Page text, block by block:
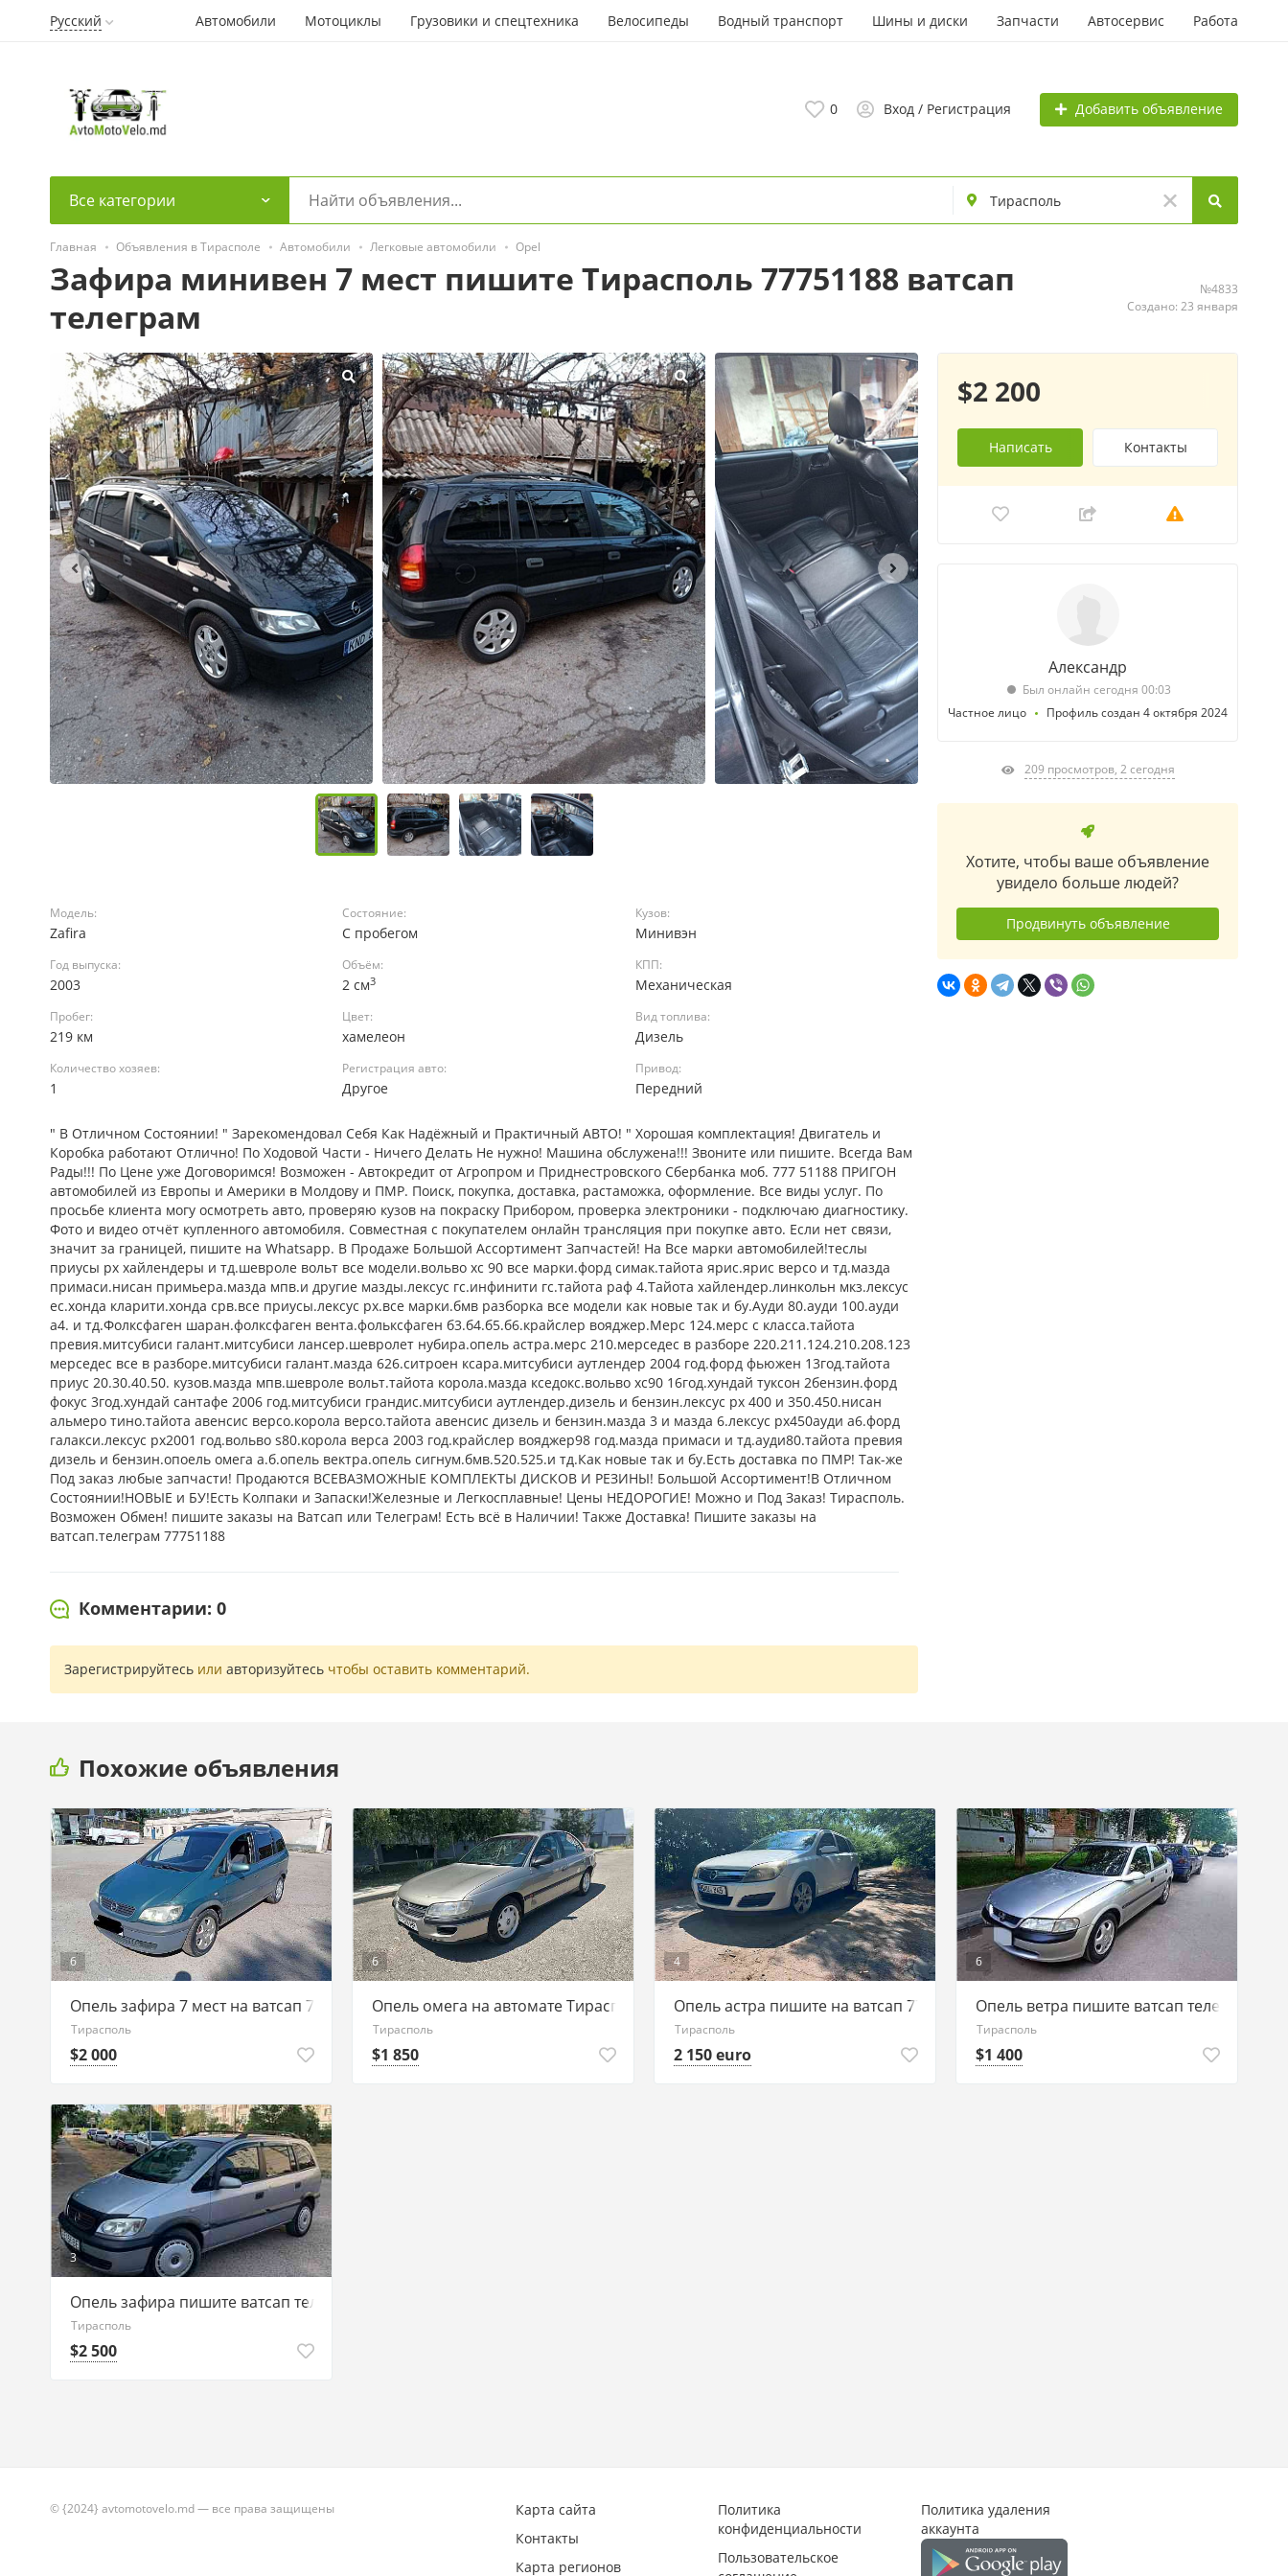
Русский Автомобили Мотоциклы Грузовики и спецтехника Велосипеды Водный транспорт Шины и диски Запчасти Автосервис Работа
0 Вход / Регистрация Добавить объявление
Все категории
Главная Объявления в Тирасполе Автомобили Легковые автомобили Opel
Зафира минивен 7 мест пишите Тирасполь 77751188 ватсап
телеграм
№4833
Создано: 23 января
Модель:
Zafira
Состояние:
С пробегом
Кузов:
Минивэн
Год выпуска:
2003
Объём:
2 см3
КПП:
Механическая
Пробег:
219 км
Цвет:
хамелеон
Вид топлива:
Дизель
Количество хозяев:
1
Регистрация авто:
Другое
Привод:
Передний
" В Отличном Состоянии! " Зарекомендовал Себя Как Надёжный и Практичный АВТО! " Хорошая комплектация! Двигатель и
Коробка работают Отлично! По Ходовой Части - Ничего Делать Не нужно! Машина обслужена!!! Звоните или пишите. Всегда Вам
Рады!!! По Цене уже Договоримся! Возможен - Автокредит от Агропром и Приднестровского Сбербанка моб. 777 51188 ПРИГОН
автомобилей из Европы и Америки в Молдову и ПМР. Поиск, покупка, доставка, растаможка, оформление. Все виды услуг. По
просьбе клиента могу осмотреть авто, проверяю кузов на покраску Прибором, проверка электроники - подключаю диагностику.
Фото и видео отчёт купленного автомобиля. Совместная с покупателем онлайн трансляция при покупке авто. Если нет связи,
значит за границей, пишите на Whatsapp. В Продаже Большой Ассортимент Запчастей! На Все марки автомобилей!теслы
приусы рх хайлендеры и тд.шевроле вольт все модели.вольво хс 90 все марки.форд симак.тайота ярис.ярис версо и тд.мазда
примаси.нисан примьера.мазда мпв.и другие мазды.лексус гс.инфинити гс.тайота раф 4.Тайота хайлендер.линкольн мкз.лексус
ес.хонда кларити.хонда срв.все приусы.лексус рх.все марки.бмв разборка все модели как новые так и бу.Ауди 80.ауди 100.ауди
а4. и тд.Фолксфаген шаран.фолксфаген вента.фольксфаген б3.б4.б5.б6.крайслер вояджер.Мерс 124.мерс с класса.тайота
превия.митсубиси галант.митсубиси лансер.шевролет нубира.опель астра.мерс 210.мерседес в разборе 220.211.124.210.208.123
мерседес все в разборе.митсубиси галант.мазда 626.ситроен ксара.митсубиси аутлендер 2004 год.форд фьюжен 13год.тайота
приус 20.30.40.50. кузов.мазда мпв.шевроле вольт.тайота корола.мазда кседокс.вольво хс90 16год.хундай туксон 2бензин.форд
фокус 3год.хундай сантафе 2006 год.митсубиси грандис.митсубиси аутлендер.дизель и бензин.лексус рх 400 и 350.450.нисан
альмеро тино.тайота авенсис версо.корола версо.тайота авенсис дизель и бензин.мазда 3 и мазда 6.лексус рх450ауди а6.форд
галакси.лексус рх2001 год.вольво s80.корола верса 2003 год.крайслер вояджер98 год.мазда примаси и тд.ауди80.тайота превия
дизель и бензин.опоель омега а.б.опель вектра.опель сигнум.бмв.520.525.и тд.Как новые так и бу.Есть доставка по ПМР! Так-же
Под заказ любые запчасти! Продаются ВСЕВАЗМОЖНЫЕ КОМПЛЕКТЫ ДИСКОВ И РЕЗИНЫ! Большой Ассортимент!В Отличном
Состоянии!НОВЫЕ и БУ!Есть Колпаки и Запаски!Железные и Легкосплавные! Цены НЕДОРОГИЕ! Можно и Под Заказ! Тирасполь.
Возможен Обмен! пишите заказы на Ватсап или Телеграм! Есть всё в Наличии! Также Доставка! Пишите заказы на
ватсап.телеграм 77751188
Комментарии: 0
Зарегистрируйтесь или авторизуйтесь чтобы оставить комментарий.
$2 200
Написать Контакты
Александр
Был онлайн сегодня 00:03
Частное лицо
Профиль создан 4 октября 2024
209 просмотров, 2 сегодня
Хотите, чтобы ваше объявление
увидело больше людей?
Продвинуть объявление
Похожие объявления
6
Опель зафира 7 мест на ватсап 77751188
Тирасполь
$2 000
6
Опель омега на автомате Тирасполь
Тирасполь
$1 850
4
Опель астра пишите на ватсап 77751188
Тирасполь
2 150 euro
6
Опель ветра пишите ватсап телеграм
Тирасполь
$1 400
3
Опель зафира пишите ватсап телеграм 77751188
Тирасполь
$2 500
© {2024} avtomotovelo.md — все права защищены
Карта сайта
Контакты
Карта регионов
Политика
конфиденциальности
Пользовательское
Политика удаления
аккаунта